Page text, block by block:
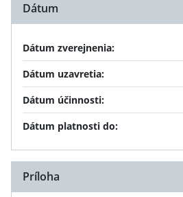
Dátum
Dátum zverejnenia:
Dátum uzavretia:
Dátum účinnosti:
Dátum platnosti do:
Príloha